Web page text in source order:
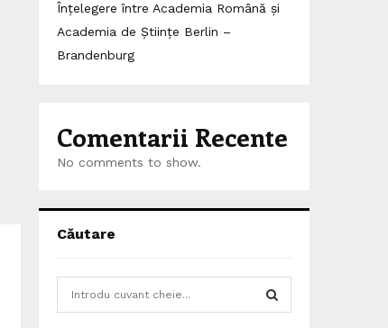
Înțelegere între Academia Română și
Academia de Științe Berlin –
Brandenburg
Comentarii Recente
No comments to show.
Căutare